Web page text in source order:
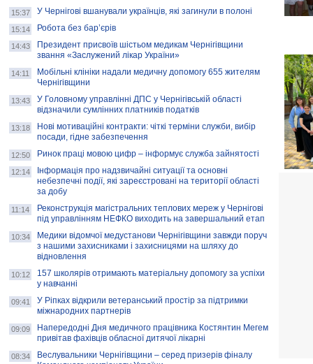
Золота тварина: видання Forbes
написало про чернігівця Патрона: хто і
скільки на ньому заробляє? І куди
витрачають?
15:37 У Чернігові вшанували українців, які загинули в полоні
15:14 Робота без бар’єрів
14:43
Президент присвоїв шістьом медикам Чернігівщини
звання «Заслужений лікар України»
14:11
Мобільні клініки надали медичну допомогу 655 жителям
Чернігівщини
13:43
У Головному управлінні ДПС у Чернігівській області
відзначили сумлінних платників податків
13:18
Нові мотиваційні контракти: чіткі терміни служби, вибір
посади, гідне забезпечення
12:50 Ринок праці мовою цифр – інформує служба зайнятості
12:14
Інформація про надзвичайні ситуації та основні
небезпечні події, які зареєстровані на території області
за добу
11:14
Реконструкція магістральних теплових мереж у Чернігові
під управлінням НЕФКО виходить на завершальний етап
10:34
Медики відомчої медустанови Чернігівщини завжди поруч
з нашими захисниками і захисницями на шляху до
відновлення
10:12
157 школярів отримають матеріальну допомогу за успіхи
у навчанні
09:41
У Ріпках відкрили ветеранський простір за підтримки
міжнародних партнерів
09:09
Напередодні Дня медичного працівника Костянтин Мегем
привітав фахівців обласної дитячої лікарні
08:34
Веслувальники Чернігівщини – серед призерів фіналу